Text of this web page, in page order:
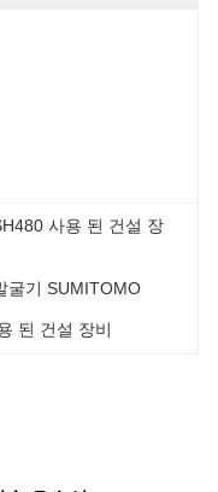
사용 된 건설 장
굴기 SUMITOMO
된 건설 장비